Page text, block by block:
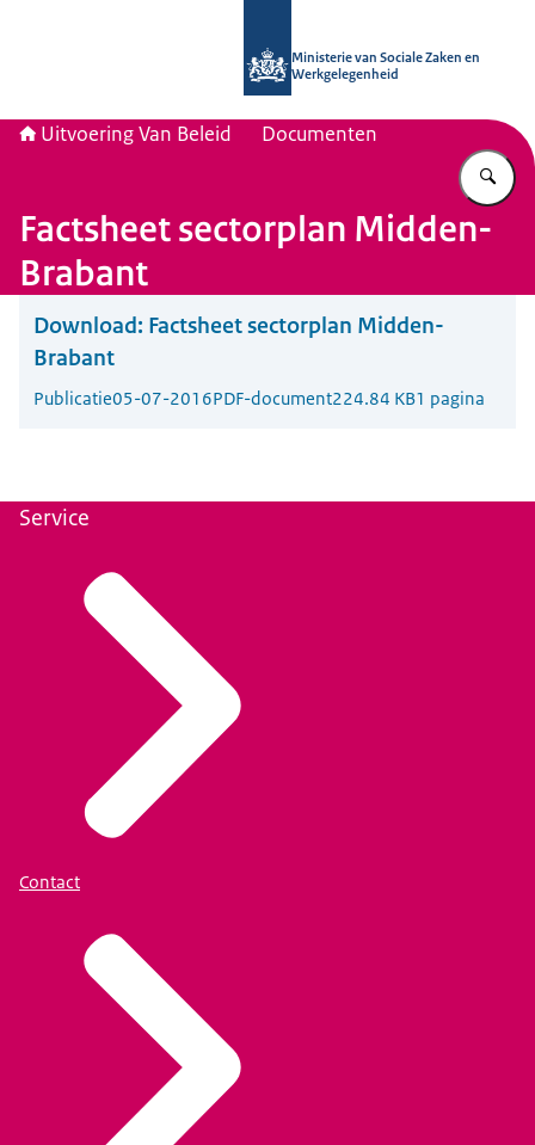
Ministerie van Sociale Zaken en
Werkgelegenheid
Uitvoering Van Beleid Documenten
Factsheet sectorplan Midden-
Brabant
Download: Factsheet sectorplan Midden-
Brabant
Publicatie05-07-2016PDF-document224.84 KB1 pagina
Service
Contact